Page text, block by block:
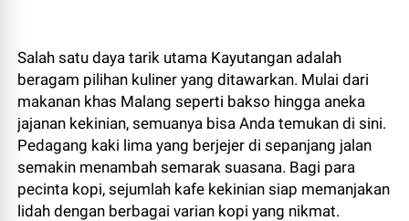
Salah satu daya tarik utama Kayutangan adalah
beragam pilihan kuliner yang ditawarkan. Mulai dari
makanan khas Malang seperti bakso hingga aneka
jajanan kekinian, semuanya bisa Anda temukan di sini.
Pedagang kaki lima yang berjejer di sepanjang jalan
semakin menambah semarak suasana. Bagi para
pecinta kopi, sejumlah kafe kekinian siap memanjakan
lidah dengan berbagai varian kopi yang nikmat.